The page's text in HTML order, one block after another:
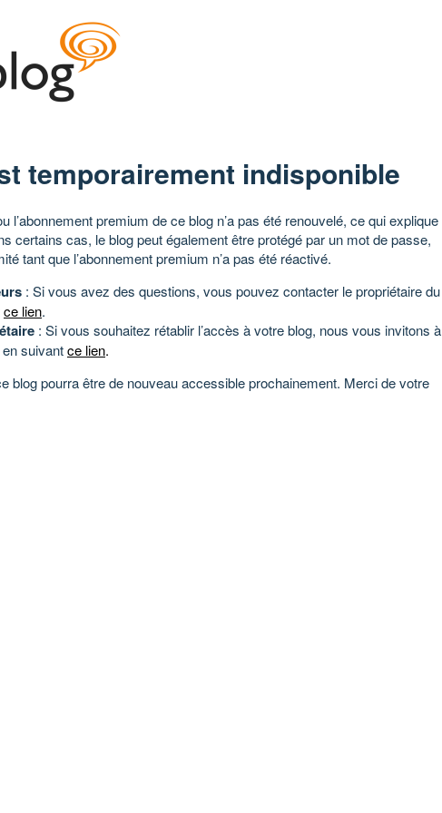
temporairement indisponible
l’abonnement premium de ce blog n’a pas été renouvelé, ce qui explique
certains cas, le blog peut également être protégé par un mot de passe,
tant que l’abonnement premium n’a pas été réactivé.
: Si vous avez des questions, vous pouvez contacter le propriétaire du
ce lien.
: Si vous souhaitez rétablir l’accès à votre blog, nous vous invitons à
suivantce lien.
blog pourra être de nouveau accessible prochainement. Merci de votre